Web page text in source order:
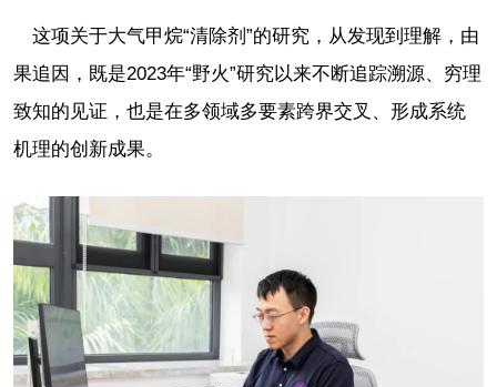
这项关于大气甲烷“清除剂”的研究，从发现到理解，由
果追因，既是2023年“野火”研究以来不断追踪溯源、穷理
致知的见证，也是在多领域多要素跨界交叉、形成系统
机理的创新成果。